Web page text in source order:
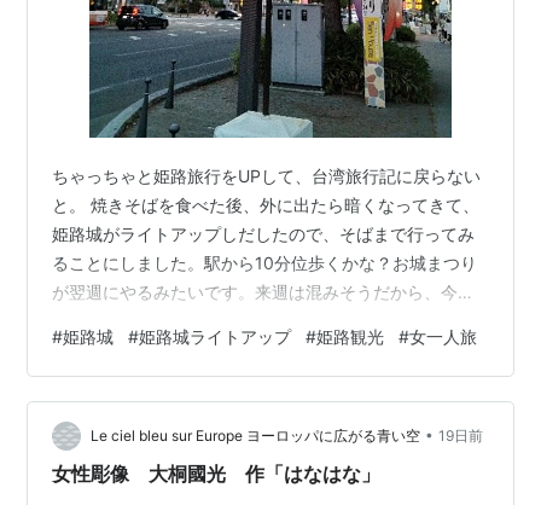
ちゃっちゃと姫路旅行をUPして、台湾旅行記に戻らない
と。 焼きそばを食べた後、外に出たら暗くなってきて、
姫路城がライトアップしだしたので、そばまで行ってみ
ることにしました。駅から10分位歩くかな？お城まつり
が翌週にやるみたいです。来週は混みそうだから、今週
が開いてる！中に入れるみたい。ピンボケになっちゃう
何度撮ってもボヤケちゃう。行けるところまで行ってみ
ましょう。化粧直しされて、以前来たときよりずっとキ
レイになってる。姫路城の裏側からあの建物はなんだっ
け？以前中に入っているんだけど、覚えてないわ。グル
#姫路城 #姫路城ライトアップ #姫路観光 #女一人旅
Le ciel bleu sur Europe ヨーロッパに広がる青い空 • 19日前
女性彫像 大桐國光 作「はなはな」